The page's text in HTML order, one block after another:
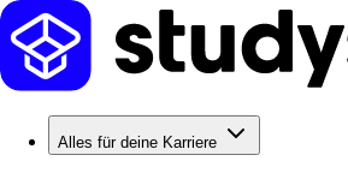
Alles für deine Karriere